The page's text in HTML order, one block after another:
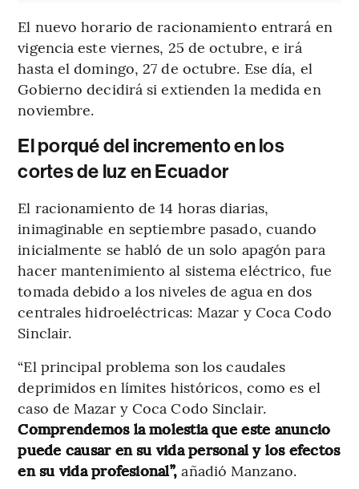
El nuevo horario de racionamiento entrará en
vigencia este viernes, 25 de octubre, e irá
hasta el domingo, 27 de octubre. Ese día, el
Gobierno decidirá si extienden la medida en
noviembre.
El porqué del incremento en los
cortes de luz en Ecuador
El racionamiento de 14 horas diarias,
inimaginable en septiembre pasado, cuando
inicialmente se habló de un solo apagón para
hacer mantenimiento al sistema eléctrico, fue
tomada debido a los niveles de agua en dos
centrales hidroeléctricas: Mazar y Coca Codo
Sinclair.
“El principal problema son los caudales
deprimidos en límites históricos, como es el
caso de Mazar y Coca Codo Sinclair.
Comprendemos la molestia que este anuncio
puede causar en su vida personal y los efectos
en su vida profesional”,añadió Manzano.